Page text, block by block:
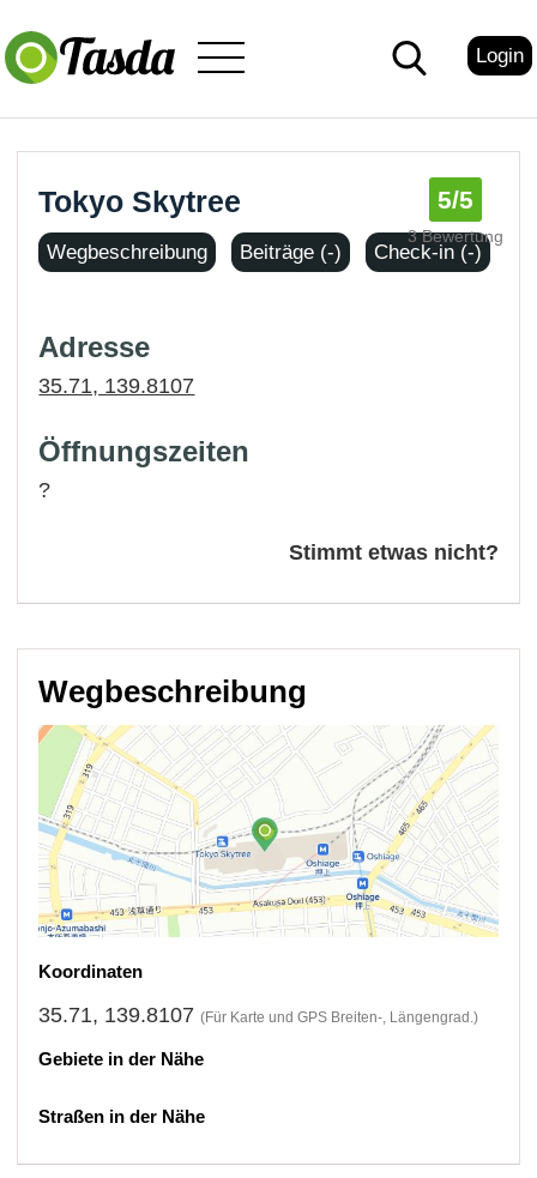
Login
Tokyo Skytree 5/5
3 Bewertung
Wegbeschreibung Beiträge (-) Check-in (-)
Adresse
35.71, 139.8107
Öffnungszeiten
?
Stimmt etwas nicht?
Wegbeschreibung
Koordinaten
35.71, 139.8107 (Für Karte und GPS Breiten-, Längengrad.)
Gebiete in der Nähe
Straßen in der Nähe